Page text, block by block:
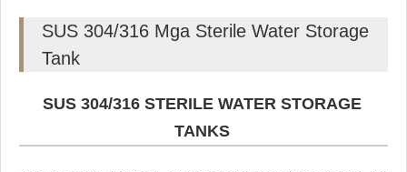
SUS 304/316 Mga Sterile Water Storage
Tank
SUS 304/316 STERILE WATER STORAGE
TANKS